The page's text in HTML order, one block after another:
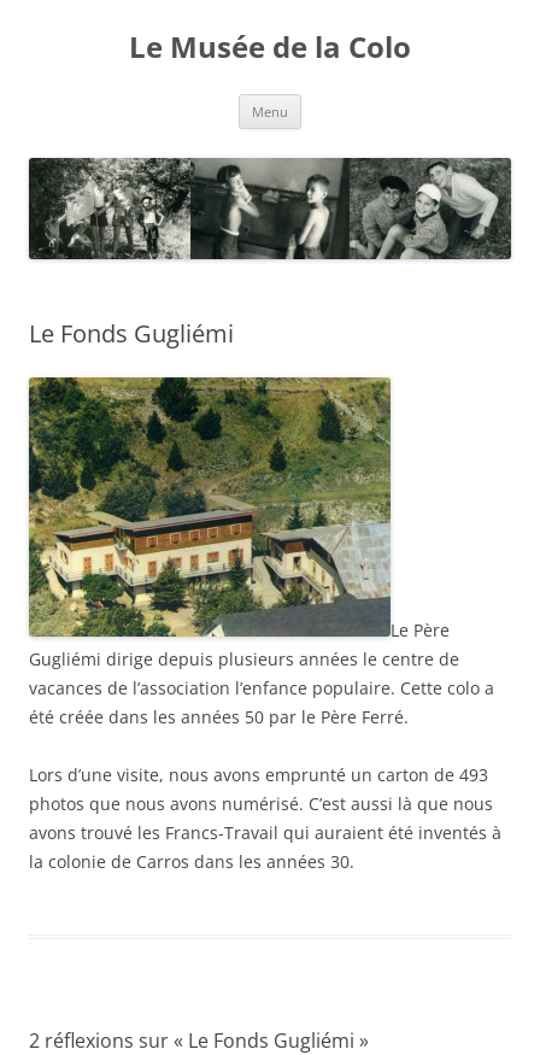
Le Musée de la Colo
Menu
Le Fonds Gugliémi
Le Père
Gugliémi dirige depuis plusieurs années le centre de
vacances de l’association l’enfance populaire. Cette colo a
été créée dans les années 50 par le Père Ferré.
Lors d’une visite, nous avons emprunté un carton de 493
photos que nous avons numérisé. C’est aussi là que nous
avons trouvé les Francs-Travail qui auraient été inventés à
la colonie de Carros dans les années 30.
2 réflexions sur « Le Fonds Gugliémi »